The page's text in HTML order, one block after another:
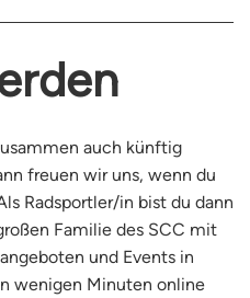
auch künftig
freuen wir uns, wenn du
Radsportler/in bist du dann
Familie des SCC mit
und Events in
wenigen Minuten online